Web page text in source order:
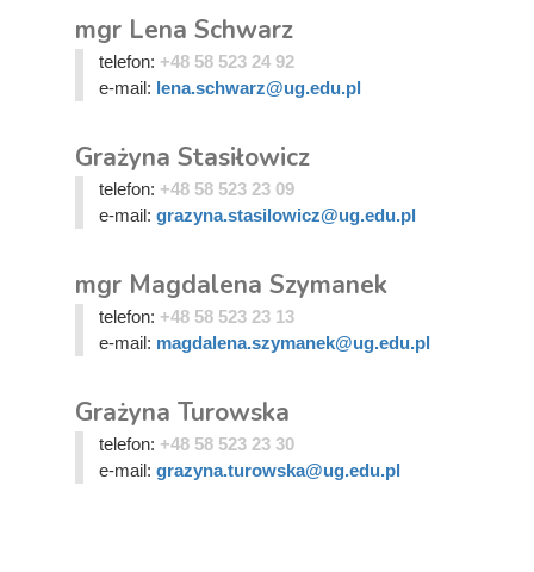
mgr Lena Schwarz
telefon: +48 58 523 24 92
e-mail: lena.schwarz@ug.edu.pl
Grażyna Stasiłowicz
telefon: +48 58 523 23 09
e-mail: grazyna.stasilowicz@ug.edu.pl
mgr Magdalena Szymanek
telefon: +48 58 523 23 13
e-mail: magdalena.szymanek@ug.edu.pl
Grażyna Turowska
telefon: +48 58 523 23 30
e-mail: grazyna.turowska@ug.edu.pl